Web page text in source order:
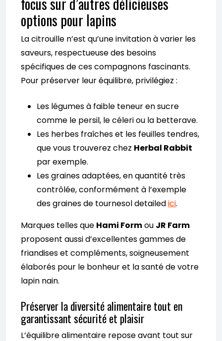
options pour lapins
La citrouille n’est qu’une invitation à varier les
saveurs, respectueuse des besoins
spécifiques de ces compagnons fascinants.
Pour préserver leur équilibre, privilégiez :
Les légumes à faible teneur en sucre
comme le persil, le céleri ou la betterave.
Les herbes fraîches et les feuilles tendres,
que vous trouverez chez Herbal Rabbit
par exemple.
Les graines adaptées, en quantité très
contrôlée, conformément à l’exemple
des graines de tournesol detailedici.
Marques telles que Hami Formou JR Farm
proposent aussi d’excellentes gammes de
friandises et compléments, soigneusement
élaborés pour le bonheur et la santé de votre
lapin nain.
Préserver la diversité alimentaire tout en
garantissant sécurité et plaisir
L’équilibre alimentaire repose avant tout sur